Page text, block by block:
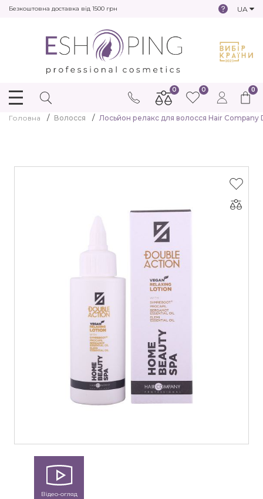
Безкоштовна доставка від 1500 грн UA
0
0 0
Головна Волосся Лосьйон релакс для волосся Hair
Відео-огляд